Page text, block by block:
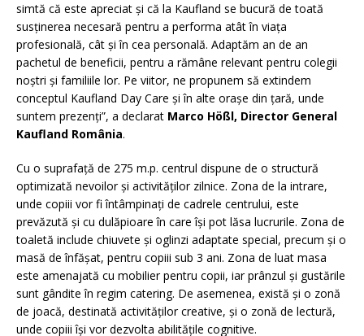
simtă că este apreciat și că la Kaufland se bucură de toată
susținerea necesară pentru a performa atât în viața
profesională, cât și în cea personală. Adaptăm an de an
pachetul de beneficii, pentru a rămâne relevant pentru colegii
noștri și familiile lor. Pe viitor, ne propunem să extindem
conceptul Kaufland Day Care și în alte orașe din țară, unde
suntem prezenți”, a declarat Marco Hößl, Director General
Kaufland România.
Cu o suprafață de 275 m.p. centrul dispune de o structură
optimizată nevoilor și activităților zilnice. Zona de la intrare,
unde copiii vor fi întâmpinați de cadrele centrului, este
prevăzută și cu dulăpioare în care își pot lăsa lucrurile. Zona de
toaletă include chiuvete și oglinzi adaptate special, precum și o
masă de înfășat, pentru copiii sub 3 ani. Zona de luat masa
este amenajată cu mobilier pentru copii, iar prânzul și gustările
sunt gândite în regim catering. De asemenea, există și o zonă
de joacă, destinată activităților creative, și o zonă de lectură,
unde copiii își vor dezvolta abilitățile cognitive.